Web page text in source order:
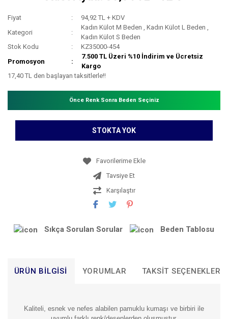
Fiyat
94,92 TL + KDV
Kategori
Kadın Külot M Beden ,Kadın Külot L Beden ,
Kadın Külot S Beden
Stok Kodu
KZ35000-454
Promosyon
7.500 TL Üzeri %10 İndirim ve Ücretsiz
Kargo
17,40 TL den başlayan taksitlerle!!
Önce Renk Sonra Beden Seçiniz
STOKTA YOK
Tavsiye Et
Karşılaştır
Sıkça Sorulan Sorular Beden Tablosu
ÜRÜN BILGISI YORUMLAR TAKSIT SEÇENEKLERI
Kaliteli, esnek ve nefes alabilen pamuklu kumaşı ve birbiri ile